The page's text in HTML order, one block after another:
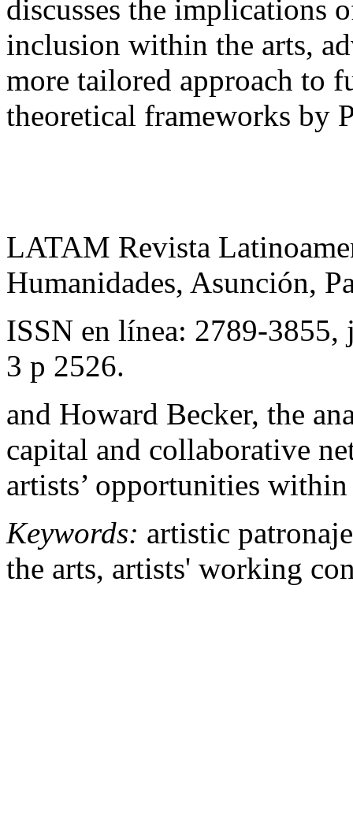
discusses the implications
inclusion within the arts,
more tailored approach to
theoretical frameworks by
LATAM Revista
Humanidades, Asunción,
ISSN en línea: 2789-
3 p 2526.
and Howard Becker, the
capital and collaborative
artists’ opportunities
Keywords: artistic
the arts, artists' working